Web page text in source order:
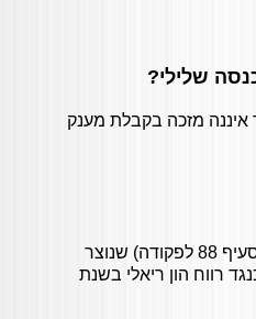
שלילי?
איננה מזכה בקבלת מענק
סעיף 92 לפקודת מס הכנסה: הפסד הון מניירות ערך (כהגדרתם בסעיף 88 לפקודה) שנוצר
רווח הון ריאלי בשנת